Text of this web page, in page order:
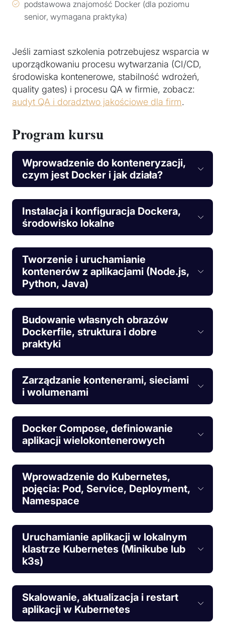
podstawowa znajomość Docker (dla poziomu
senior, wymagana praktyka)
Jeśli zamiast szkolenia potrzebujesz wsparcia w
uporządkowaniu procesu wytwarzania (CI/CD,
środowiska kontenerowe, stabilność wdrożeń,
quality gates) i procesu QA w firmie, zobacz:
audyt QA i doradztwo jakościowe dla firm.
Program kursu
Wprowadzenie do konteneryzacji,
czym jest Docker i jak działa?
Instalacja i konfiguracja Dockera,
środowisko lokalne
Tworzenie i uruchamianie
kontenerów z aplikacjami (Node.js,
Python, Java)
Budowanie własnych obrazów
Dockerfile, struktura i dobre
praktyki
Zarządzanie kontenerami, sieciami
i wolumenami
Docker Compose, definiowanie
aplikacji wielokontenerowych
Wprowadzenie do Kubernetes,
pojęcia: Pod, Service, Deployment,
Namespace
Uruchamianie aplikacji w lokalnym
klastrze Kubernetes (Minikube lub
k3s)
Skalowanie, aktualizacja i restart
aplikacji w Kubernetes